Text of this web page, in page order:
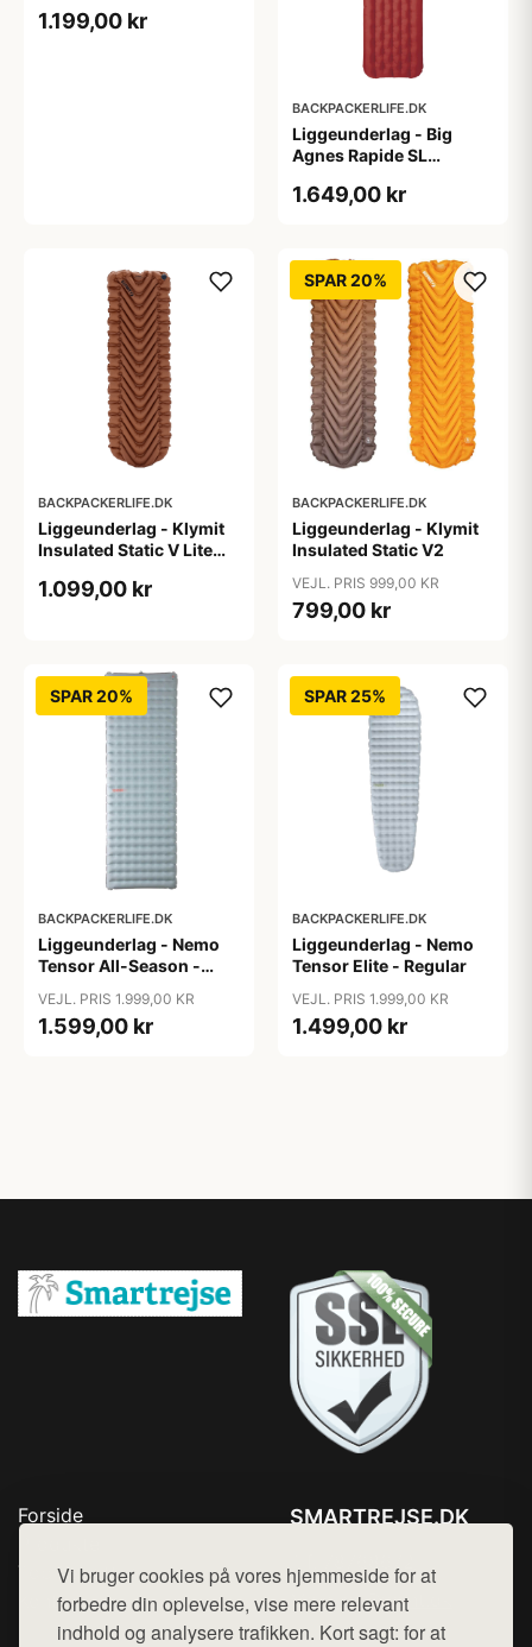
Vi bruger cookies på vores hjemmeside for at
forbedre din oplevelse, vise mere relevant
indhold og analysere trafikken. Kort sagt: for at
1.199,00 kr
BACKPACKERLIFE.DK
Liggeunderlag - Big
Agnes Rapide SL
- Rød
1.649,00 kr
BACKPACKERLIFE.DK
Liggeunderlag - Klymit
Insulated Static V Lite
1.099,00 kr
SPAR 20%
BACKPACKERLIFE.DK
Liggeunderlag - Klymit
Insulated Static V2
VEJL. PRIS 999,00 KR
799,00 kr
SPAR 20%
BACKPACKERLIFE.DK
Liggeunderlag - Nemo
Tensor All-Season -
VEJL. PRIS 1.999,00 KR
1.599,00 kr
SPAR 25%
BACKPACKERLIFE.DK
Liggeunderlag - Nemo
Tensor Elite - Regular
VEJL. PRIS 1.999,00 KR
1.499,00 kr
Forside
Top Rabatter
Kontakt
SMARTREJSE.DK
Mail: hej@want.dk